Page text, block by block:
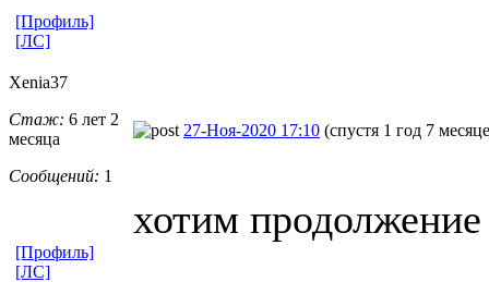
[Профиль]
[ЛС]
Xenia37
Стаж: 6 лет 2
месяца
Сообщений: 1
27-Ноя-2020 17:10 (спустя 1 год 7
хотим
[Профиль]
[ЛС]